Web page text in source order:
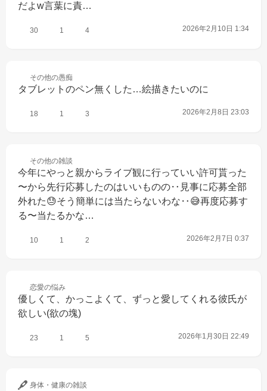
だよw言葉に責…
30 1 4 2026年2月10日 1:34
その他の愚痴
タブレットのペン無くした…絵描きたいのに
18 1 3 2026年2月8日 23:03
その他の雑談
今年にやっと親からライブ観に行っていい許可貰った
〜から先行応募したのはいいものの‥見事に応募全部
外れた😓そう簡単には当たらないわな‥😅再度応募す
る〜当たるかな…
10 1 2 2026年2月7日 0:37
恋愛の悩み
優しくて、かっこよくて、ずっと愛してくれる彼氏が
欲しい(欲の塊)
23 1 5 2026年1月30日 22:49
身体・健康の雑談